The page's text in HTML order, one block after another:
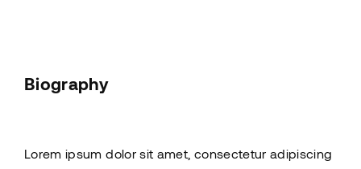
Biography
Lorem ipsum dolor sit amet, consectetur adipiscing